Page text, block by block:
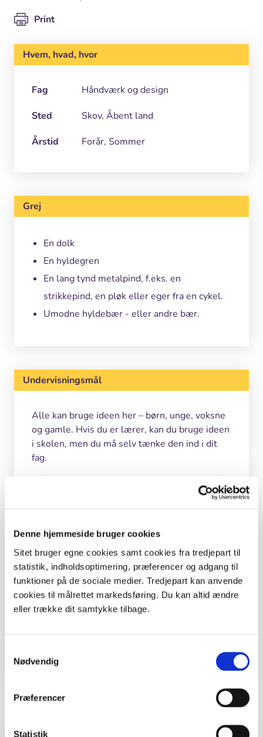
Denne hjemmeside bruger cookies
Sitet bruger egne cookies samt cookies fra tredjepart til
statistik, indholdsoptimering, præferencer og adgang til
funktioner på de sociale medier. Tredjepart kan anvende
cookies til målrettet markedsføring. Du kan altid ændre
eller trække dit samtykke tilbage.
Nødvendig
Præferencer
Statistik
Print
Hvem, hvad, hvor
Fag
Håndværk og design
Sted
Skov, Åbent land
Årstid
Forår, Sommer
Grej
En dolk
En hyldegren
En lang tynd metalpind, f.eks. en
strikkepind, en pløk eller eger fra en cykel.
Umodne hyldebær - eller andre bær.
Undervisningsmål
Alle kan bruge ideen her – børn, unge, voksne
og gamle. Hvis du er lærer, kan du bruge ideen
i skolen, men du må selv tænke den ind i dit
fag.
Forfatter
Malene Bendix.
Støtte
Aktiviteten er støttet med tilskud fra tips- og